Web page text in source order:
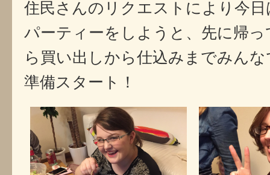
住民さんのリクエストにより今
パーティーをしようと、先に帰
ら買い出しから仕込みまでみん
準備スタート！